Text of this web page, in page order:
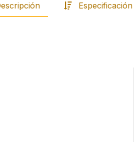
Especificación